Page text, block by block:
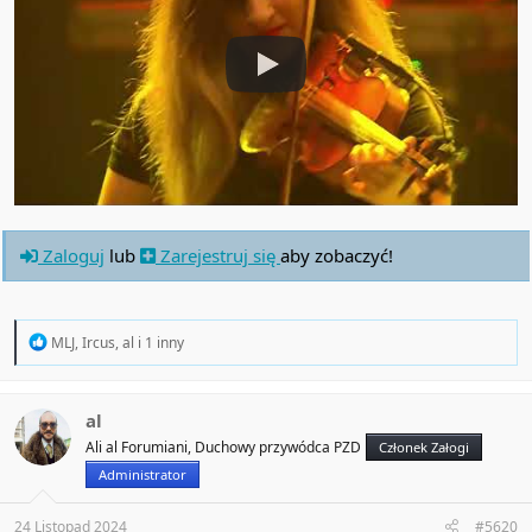
Zaloguj lub Zarejestruj się aby zobaczyć!
R
t
i
o
MLJ,Ircus,al i 1 inny
al
Ali al Forumiani, Duchowy przywódca PZD
Członek Załogi
Administrator
24 Listopad 2024 #5620